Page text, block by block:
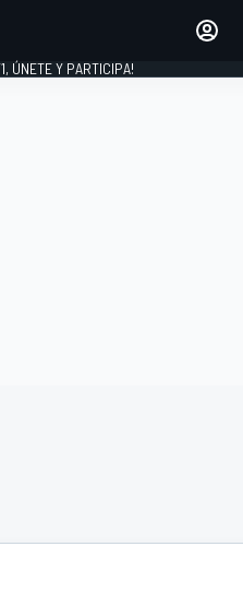
ÚNETE Y PARTICIPA!